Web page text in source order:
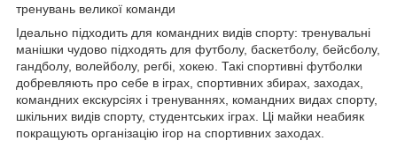
тренувань великої команди
Ідеально підходить для командних видів спорту: тренувальні
манішки чудово підходять для футболу, баскетболу, бейсболу,
гандболу, волейболу, регбі, хокею. Такі спортивні футболки
добревляють про себе в іграх, спортивних збирах, заходах,
командних екскурсіях і тренуваннях, командних видах спорту,
шкільних видів спорту, студентських іграх. Ці майки неабияк
покращують організацію ігор на спортивних заходах.